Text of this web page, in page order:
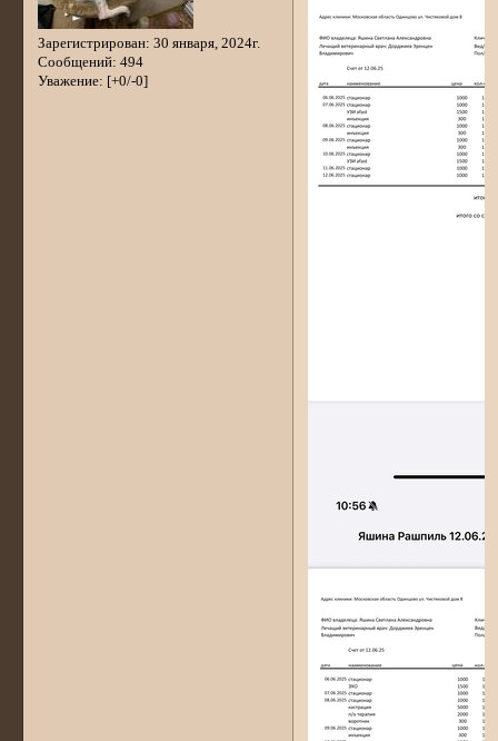
Зарегистрирован: 30 января, 2024г.
Сообщений: 494
Уважение: [+0/-0]